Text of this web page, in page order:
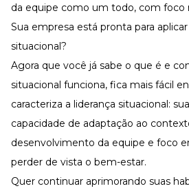
da equipe como um todo, com foco
Sua empresa está pronta para aplicar
situacional?
Agora que você já sabe o que é e
situacional funciona, fica mais fácil
caracteriza a liderança situacional:
capacidade de adaptação ao
desenvolvimento da equipe e foco
perder de vista o bem-estar.
Quer continuar aprimorando suas